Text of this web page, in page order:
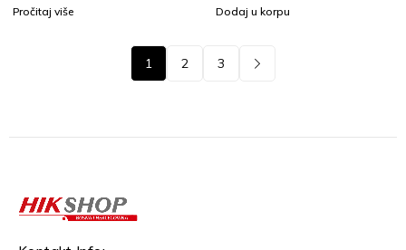
Pročitaj više Dodaj u korpu
1 2 3